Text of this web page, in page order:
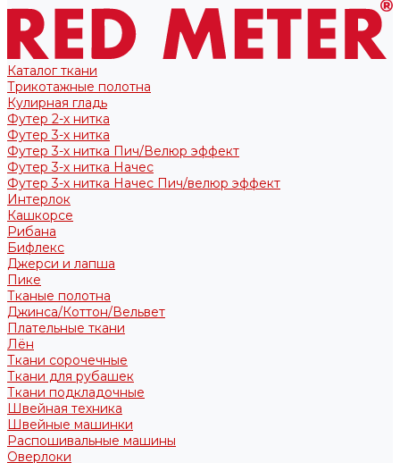
Каталог ткани
Трикотажные полотна
Кулирная гладь
Футер 2-х нитка
Футер 3-х нитка
Футер 3-х нитка Пич/Велюр эффект
Футер 3-х нитка Начес
Футер 3-х нитка Начес Пич/велюр эффект
Интерлок
Кашкорсе
Рибана
Бифлекс
Джерси и лапша
Пике
Тканые полотна
Джинса/Коттон/Вельвет
Плательные ткани
Лён
Ткани сорочечные
Ткани для рубашек
Ткани подкладочные
Швейная техника
Швейные машинки
Распошивальные машины
Оверлоки